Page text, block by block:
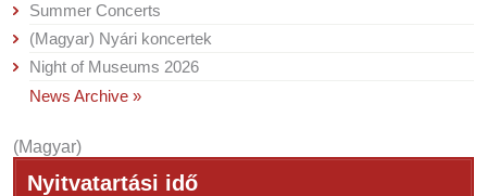
Summer Concerts
(Magyar) Nyári koncertek
Night of Museums 2026
News Archive »
(Magyar)
Nyitvatartási idő